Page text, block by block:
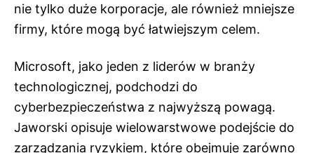
nie tylko duże korporacje, ale również mniejsze
firmy, które mogą być łatwiejszym celem.
Microsoft, jako jeden z liderów w branży
technologicznej, podchodzi do
cyberbezpieczeństwa z najwyższą powagą.
Jaworski opisuje wielowarstwowe podejście do
zarządzania ryzykiem, które obejmuje zarówno